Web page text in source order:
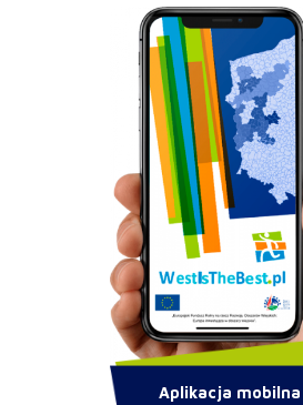
Aplikacja mobilna